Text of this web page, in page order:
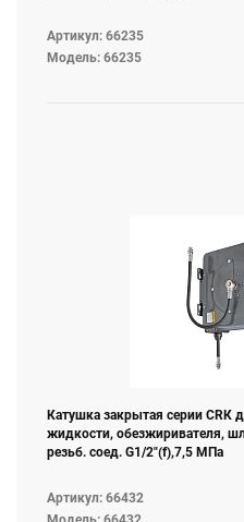
Артикул: 66235
Модель: 66235
Катушка закрытая серии СRК
жидкости, обезжиривателя,
резьб. соед. G1/2"(f),7,5 МПа
Артикул: 66432